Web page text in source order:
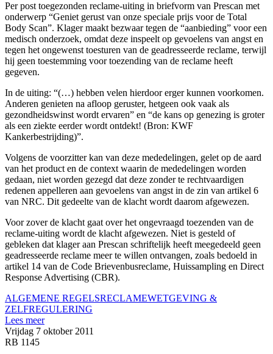
Per post toegezonden reclame-uiting in briefvorm van Prescan met
onderwerp “Geniet gerust van onze speciale prijs voor de Total
Body Scan”. Klager maakt bezwaar tegen de “aanbieding” voor een
medisch onderzoek, omdat deze inspeelt op gevoelens van angst en
tegen het ongewenst toesturen van de geadresseerde reclame, terwijl
hij geen toestemming voor toezending van de reclame heeft
gegeven.
In de uiting: “(…) hebben velen hierdoor erger kunnen voorkomen.
Anderen genieten na afloop geruster, hetgeen ook vaak als
gezondheidswinst wordt ervaren” en “de kans op genezing is groter
als een ziekte eerder wordt ontdekt! (Bron: KWF
Kankerbestrijding)”.
Volgens de voorzitter kan van deze mededelingen, gelet op de aard
van het product en de context waarin de mededelingen worden
gedaan, niet worden gezegd dat deze zonder te rechtvaardigen
redenen appelleren aan gevoelens van angst in de zin van artikel 6
van NRC. Dit gedeelte van de klacht wordt daarom afgewezen.
Voor zover de klacht gaat over het ongevraagd toezenden van de
reclame-uiting wordt de klacht afgewezen. Niet is gesteld of
gebleken dat klager aan Prescan schriftelijk heeft meegedeeld geen
geadresseerde reclame meer te willen ontvangen, zoals bedoeld in
artikel 14 van de Code Brievenbusreclame, Huissampling en Direct
Response Advertising (CBR).
ALGEMENE REGELSRECLAMEWETGEVING &
ZELFREGULERING
Lees meer
Vrijdag 7 oktober 2011
RB 1145